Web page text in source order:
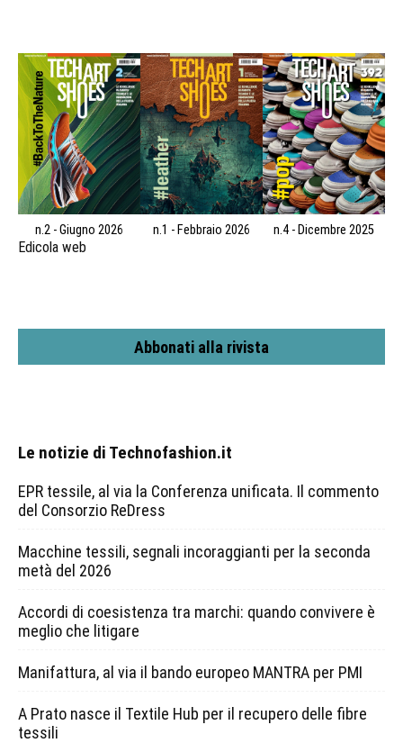
n.2 - Giugno 2026 n.1 - Febbraio 2026 n.4 - Dicembre 2025
Edicola web
Abbonati alla rivista
Le notizie di Technofashion.it
EPR tessile, al via la Conferenza unificata. Il commento
del Consorzio ReDress
Macchine tessili, segnali incoraggianti per la seconda
metà del 2026
Accordi di coesistenza tra marchi: quando convivere è
meglio che litigare
Manifattura, al via il bando europeo MANTRA per PMI
A Prato nasce il Textile Hub per il recupero delle fibre
tessili